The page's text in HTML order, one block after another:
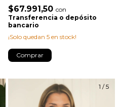
$67.991,50 con
Transferencia o depósito
bancario
¡Solo quedan 5en stock!
Comprar
1 /5